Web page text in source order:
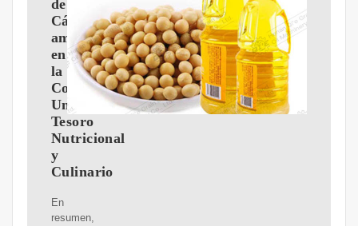
de
Cá?
amo
en
la
Cocina:
Un
Tesoro
Nutricional
y
Culinario
En
resumen,